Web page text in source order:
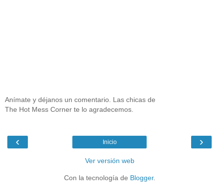
Anímate y déjanos un comentario. Las chicas de
The Hot Mess Corner te lo agradecemos.
‹ ›
Inicio
Ver versión web
Con la tecnología de Blogger.